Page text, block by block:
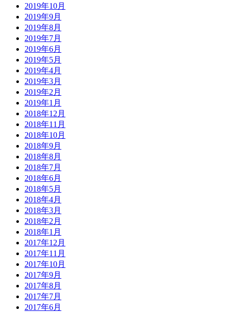
2019年10月
2019年9月
2019年8月
2019年7月
2019年6月
2019年5月
2019年4月
2019年3月
2019年2月
2019年1月
2018年12月
2018年11月
2018年10月
2018年9月
2018年8月
2018年7月
2018年6月
2018年5月
2018年4月
2018年3月
2018年2月
2018年1月
2017年12月
2017年11月
2017年10月
2017年9月
2017年8月
2017年7月
2017年6月